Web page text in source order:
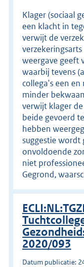
Klager (sociaal
een klacht in
verwijt de
weergave geeft
waarbij tevens
collega's een
minder
verwijt klager
beide gevoerd
hebben
suggestie wordt
onvoldoende
niet
Gegrond,
2020/093
Datum publicatie: